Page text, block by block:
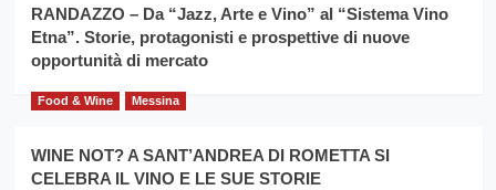
la
filiera
del
duro
siciliano
per
il
secondo
consecutivo
Caruso
RANDAZZO – Da “Jazz, Arte e Vino” al “Sistema Vino
Etna”. Storie, protagonisti e prospettive di nuove
opportunità di mercato
Food & Wine Messina
WINE NOT? A SANT’ANDREA DI ROMETTA SI
CELEBRA IL VINO E LE SUE STORIE